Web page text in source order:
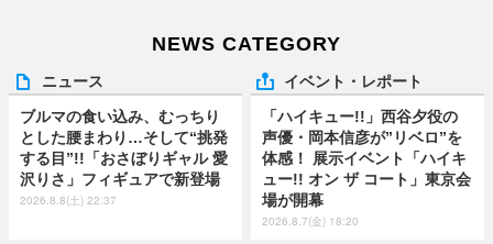
NEWS CATEGORY
ニュース
ブルマの食い込み、むっちり
とした腰まわり…そして“挑発
する目”!!「おさぼりギャル 愛
沢りさ」フィギュアで新登場
2026.8.8(土) 22:37
イベント・レポート
「ハイキュー!!」西谷夕役の
声優・岡本信彦が”リベロ”を
体感！ 展示イベント「ハイキ
ュー!! オン ザ コート」東京会
場が開幕
2026.8.7(金) 18:20